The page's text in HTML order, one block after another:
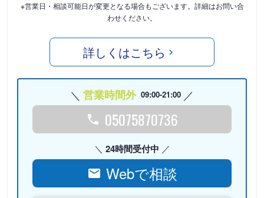
※営業日・相談可能日が変更となる場合もございます。詳細はお問い合
わせください。
詳しくはこちら
営業時間外 09:00-21:00
05075870736
24時間受付中
Webで相談